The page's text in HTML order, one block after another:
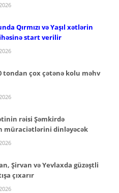
Qırmızı və Yaşıl xətlərin
start verilir
tondan çox çətənə kolu məhv
rəisi Şəmkirdə
müraciətlərini dinləyəcək
Şirvan və Yevlaxda güzəştli
çıxarır